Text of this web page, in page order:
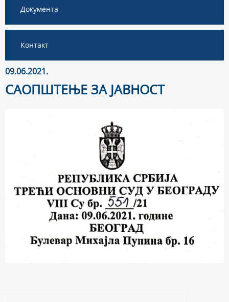
Документа
Контакт
09.06.2021.
САОПШТЕЊЕ ЗА ЈАВНОСТ